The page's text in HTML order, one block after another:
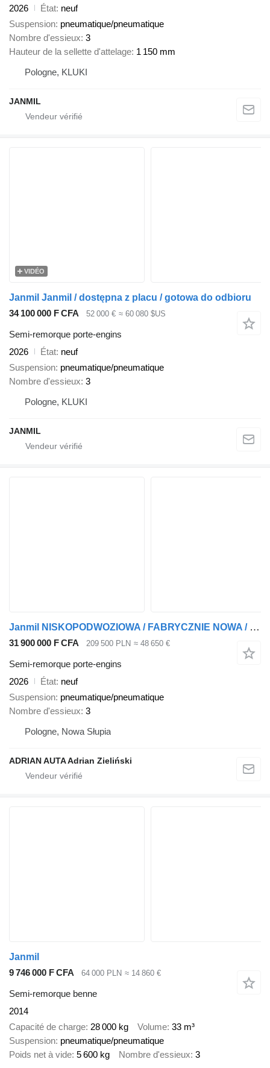
2026 État neuf
Suspension pneumatique/pneumatique
Nombre d'essieux 3
Hauteur de la sellette d'attelage 1 150 mm
Pologne, KLUKI
JANMIL
VIDÉO
Janmil Janmil / dostępna z placu / gotowa do odbioru
34 100 000 F CFA
52 000 € ≈ 60 080 $US
Semi-remorque porte-engins
2026
État neuf
Suspension pneumatique/pneumatique
Nombre d'essieux 3
Pologne, KLUKI
JANMIL
Janmil NISKOPODWOZIOWA / FABRYCZNIE NOWA / BOGATE WYPOSAŻENIE / OŚ SKRĘ
31 900 000 F CFA 209 500 PLN ≈ 48 650 €
Semi-remorque porte-engins
2026
État neuf
Suspension pneumatique/pneumatique
Nombre d'essieux 3
Pologne, Nowa Słupia
ADRIAN AUTA Adrian Zieliński
Janmil
9 746 000 F CFA
64 000 PLN ≈ 14 860 €
Semi-remorque benne
2014
Capacité de charge 28 000 kg Volume 33 m³
Suspension pneumatique/pneumatique
Poids net à vide 5 600 kg Nombre d'essieux 3